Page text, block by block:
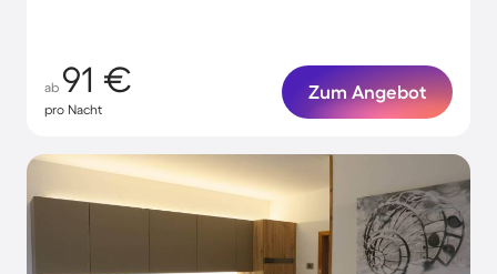
ab 91 €
pro Nacht
Zum Angebot